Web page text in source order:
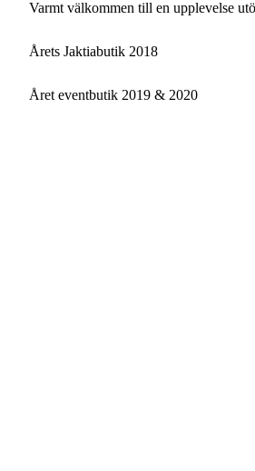
Varmt välkommen till en upplevelse
Årets Jaktiabutik 2018
Året eventbutik 2019 & 2020